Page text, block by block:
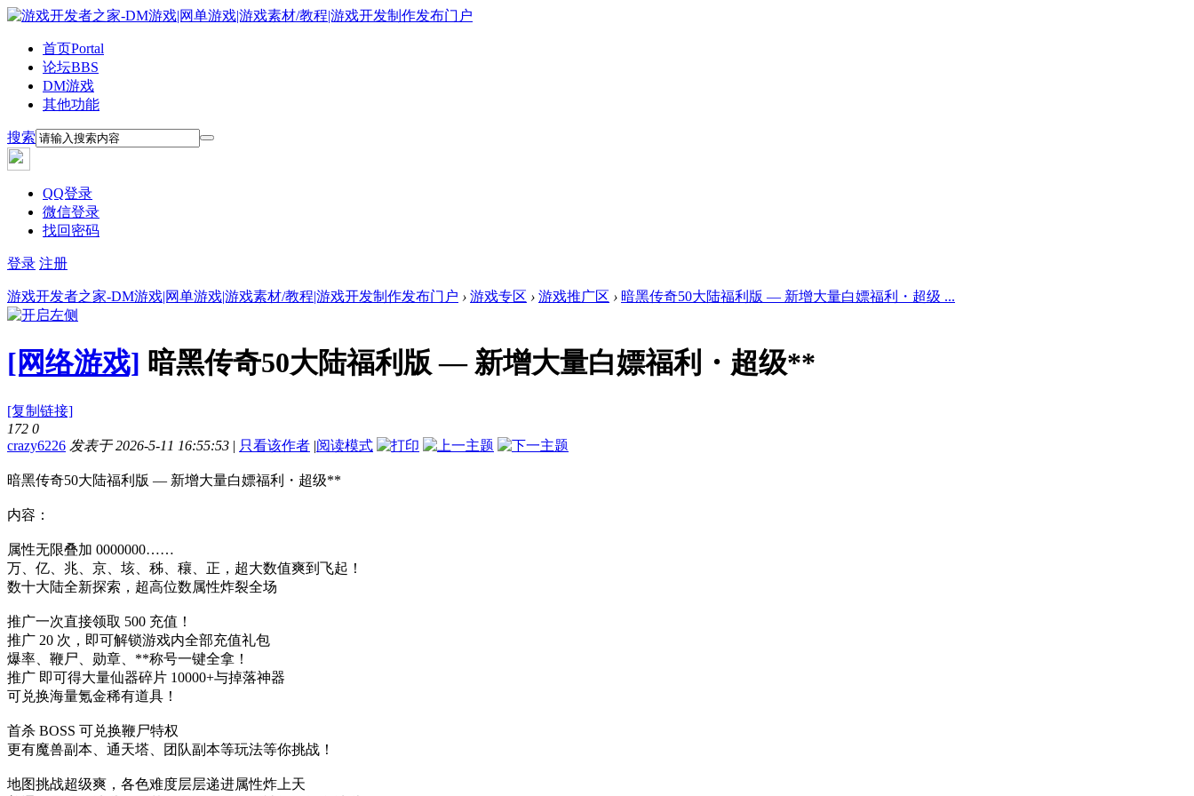
首页Portal
论坛BBS
DM游戏
其他功能
搜索
QQ登录
微信登录
找回密码
登录 注册
游戏开发者之家-DM游戏|网单游戏|游戏素材/教程|游戏开发制作发布门户 › 游戏专区 › 游戏推广区 › 暗黑传奇50大陆福利版 — 新增大量白嫖福利・超级 ...
[网络游戏] 暗黑传奇50大陆福利版 — 新增大量白嫖福利・超级**
[复制链接]
172 0
crazy6226 发表于 2026-5-11 16:55:53 | 只看该作者 |阅读模式
暗黑传奇50大陆福利版 — 新增大量白嫖福利・超级**
内容：
属性无限叠加 0000000……
万、亿、兆、京、垓、秭、穰、正，超大数值爽到飞起！
数十大陆全新探索，超高位数属性炸裂全场
推广一次直接领取 500 充值！
推广 20 次，即可解锁游戏内全部充值礼包
爆率、鞭尸、勋章、**称号一键全拿！
推广 即可得大量仙器碎片 10000+与掉落神器
可兑换海量氪金稀有道具！
首杀 BOSS 可兑换鞭尸特权
更有魔兽副本、通天塔、团队副本等玩法等你挑战！
地图挑战超级爽，各色难度层层递进属性炸上天